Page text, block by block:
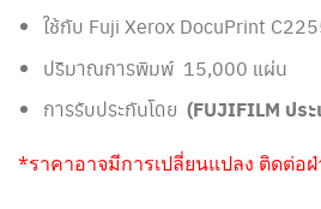
ใช้กับ Fuji Xerox DocuPrint
ปริมาณการพิมพ์ 15,000 แผ่น
การรับประกันโดย (FUJIFILM ประ
*ราคาอาจมีการเปลี่ยนแปลง ติดต่อ